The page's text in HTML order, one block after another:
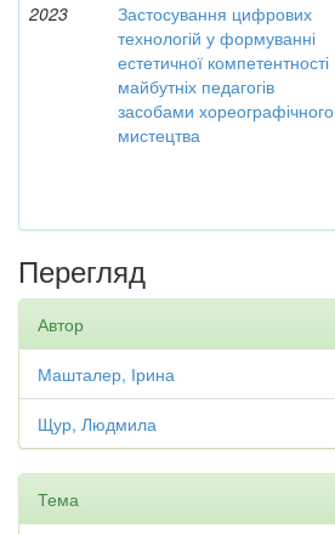
2023
Застосування цифрових
технологій у формуванні
естетичної компетентності
майбутніх педагогів
засобами хореографічного
мистецтва
Перегляд
Автор
Машталер, Ірина
Щур, Людмила
Тема